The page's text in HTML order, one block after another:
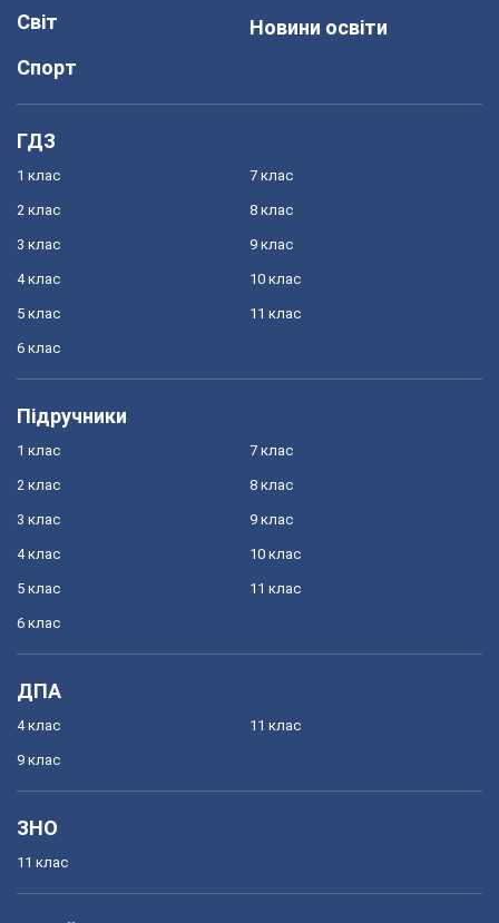
Світ
Спорт
Новини освіти
ГДЗ
1 клас
2 клас
3 клас
4 клас
5 клас
6 клас
7 клас
8 клас
9 клас
10 клас
11 клас
Підручники
1 клас
2 клас
3 клас
4 клас
5 клас
6 клас
7 клас
8 клас
9 клас
10 клас
11 клас
ДПА
4 клас
9 клас
11 клас
ЗНО
11 клас